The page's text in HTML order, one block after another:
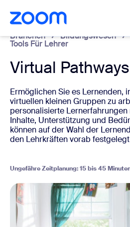
wechseln
Chat wechseln
Branchen Bildungswesen
Tools Für Lehrer
Virtual Pathways
Ermöglichen Sie es Lernenden,
virtuellen kleinen Gruppen zu
personalisierte
Inhalte, Unterstützung und
können auf der Wahl der
den Lehrkräften vorab
Ungefähre Zeitplanung: 15 bis 45